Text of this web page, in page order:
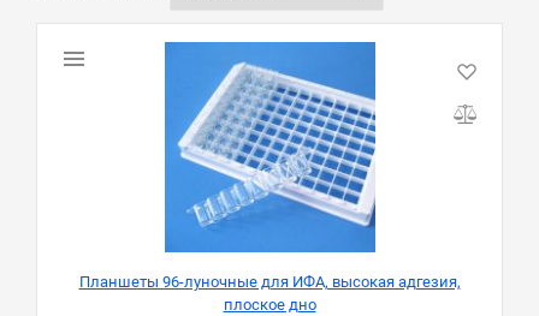
Планшеты 96-луночные для ИФА, высокая адгезия,
плоское дно